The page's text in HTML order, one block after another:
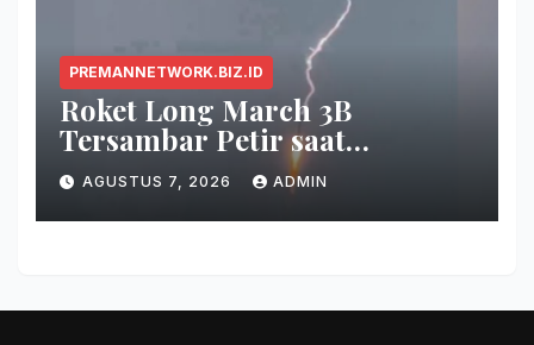
PREMANNETWORK.BIZ.ID
Roket Long March 3B
Tersambar Petir saat
Meluncur, Misi Tetap Berhasil
AGUSTUS 7, 2026 ADMIN